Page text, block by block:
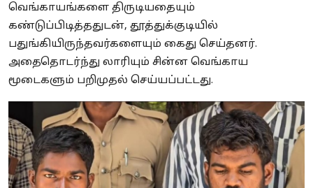
வெங்காயங்களை திருடியதையும்
கண்டுப்பிடித்ததுடன், தூத்துக்குடியில்
பதுங்கியிருந்தவர்களையும் கைது செய்தனர்.
அதைதொடர்ந்து லாரியும் சின்ன வெங்காய
மூடைகளும் பறிமுதல் செய்யப்பட்டது.